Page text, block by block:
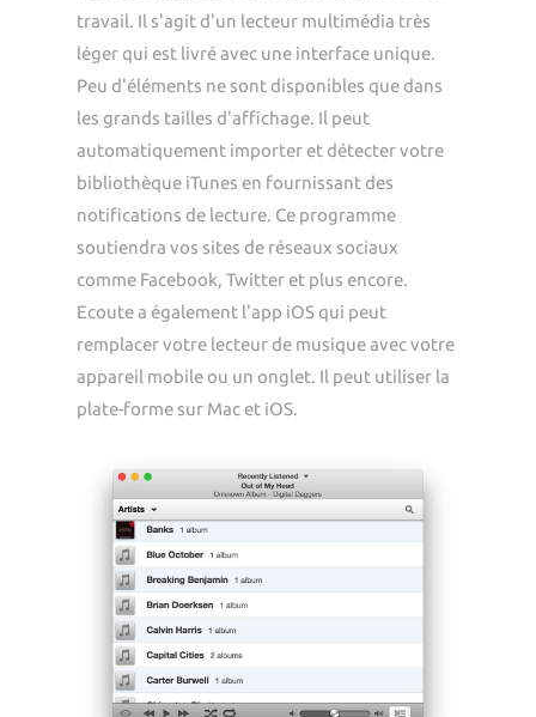
travail. Il s'agit d'un lecteur multimédia très
léger qui est livré avec une interface unique.
Peu d'éléments ne sont disponibles que dans
les grands tailles d'affichage. Il peut
automatiquement importer et détecter votre
bibliothèque iTunes en fournissant des
notifications de lecture. Ce programme
soutiendra vos sites de réseaux sociaux
comme Facebook, Twitter et plus encore.
Ecoute a également l'app iOS qui peut
remplacer votre lecteur de musique avec votre
appareil mobile ou un onglet. Il peut utiliser la
plate-forme sur Mac et iOS.